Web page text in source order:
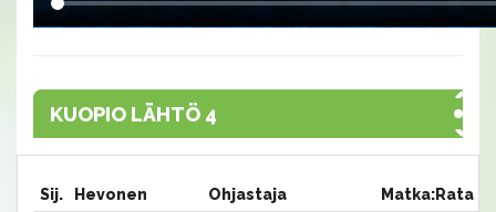
KUOPIO LÄHTÖ 4
Sij. Hevonen Ohjastaja Matka:Rata